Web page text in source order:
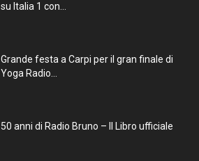
su Italia 1 con...
Grande festa a Carpi per il gran finale di
Yoga Radio...
50 anni di Radio Bruno – Il Libro ufficiale